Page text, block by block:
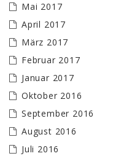
Mai 2017
April 2017
März 2017
Februar 2017
Januar 2017
Oktober 2016
September 2016
August 2016
Juli 2016